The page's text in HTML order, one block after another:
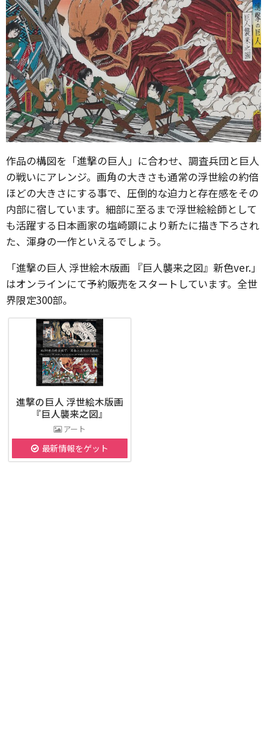
作品の構図を「進撃の巨人」に合わせ、調査兵団と巨人
の戦いにアレンジ。画角の大きさも通常の浮世絵の約倍
ほどの大きさにする事で、圧倒的な迫力と存在感をその
内部に宿しています。細部に至るまで浮世絵絵師として
も活躍する日本画家の塩崎顕により新たに描き下ろされ
た、渾身の一作といえるでしょう。
「進撃の巨人 浮世絵木版画 『巨人襲来之図』新色ver.」
はオンラインにて予約販売をスタートしています。全世
界限定300部。
進撃の巨人 浮世絵木版画
『巨人襲来之図』
アート
最新情報をゲット